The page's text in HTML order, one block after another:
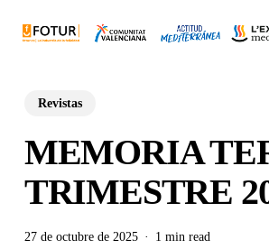
Revistas
MEMORIA
TRIMESTRE
27 de octubre de 2025 1 min read